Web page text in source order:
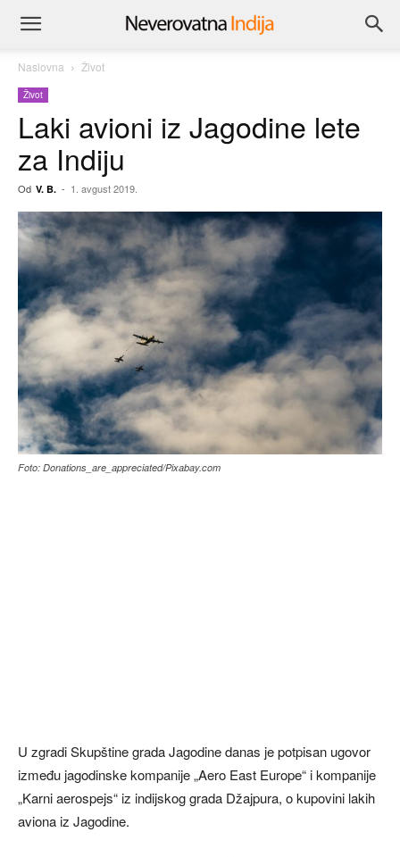
Naslovna Život
Život
Laki avioni iz Jagodine lete
za Indiju
Od V. B. - 1. avgust 2019.
Foto: Donations_are_appreciated/Pixabay.com
U zgradi Skupštine grada Jagodine danas je potpisan ugovor
između jagodinske kompanije „Aero East Europe“ i kompanije
„Karni aerospejs“ iz indijskog grada Džajpura, o kupovini lakih
aviona iz Jagodine.